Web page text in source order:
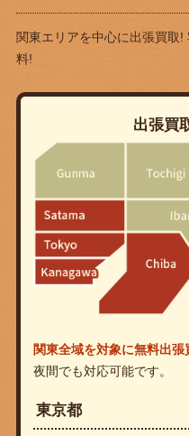
関東エリアを中心に出張買取!
料!
出張買
関東全域を対象に無料出張
夜間でも対応可能です。
東京都